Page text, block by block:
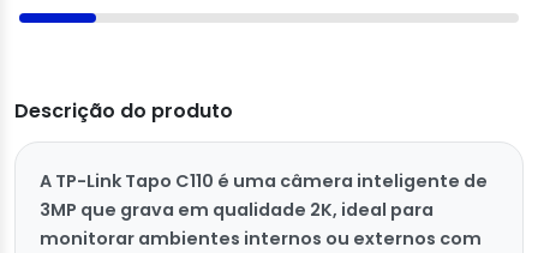
Descrição do produto
A TP-Link Tapo C110 é uma câmera inteligente de
3MP que grava em qualidade 2K, ideal para
monitorar ambientes internos ou externos com